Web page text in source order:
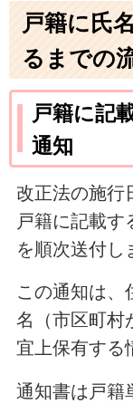
戸籍に氏
るまでの
戸籍に記
通知
改正法の施行
戸籍に記載す
を順次送付し
この通知は、
名（市区町村
宜上保有する
通知書は戸籍